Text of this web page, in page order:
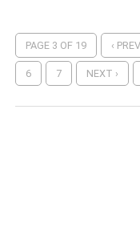
PAGE 3 OF 19 ‹
6 7 NEXT ›